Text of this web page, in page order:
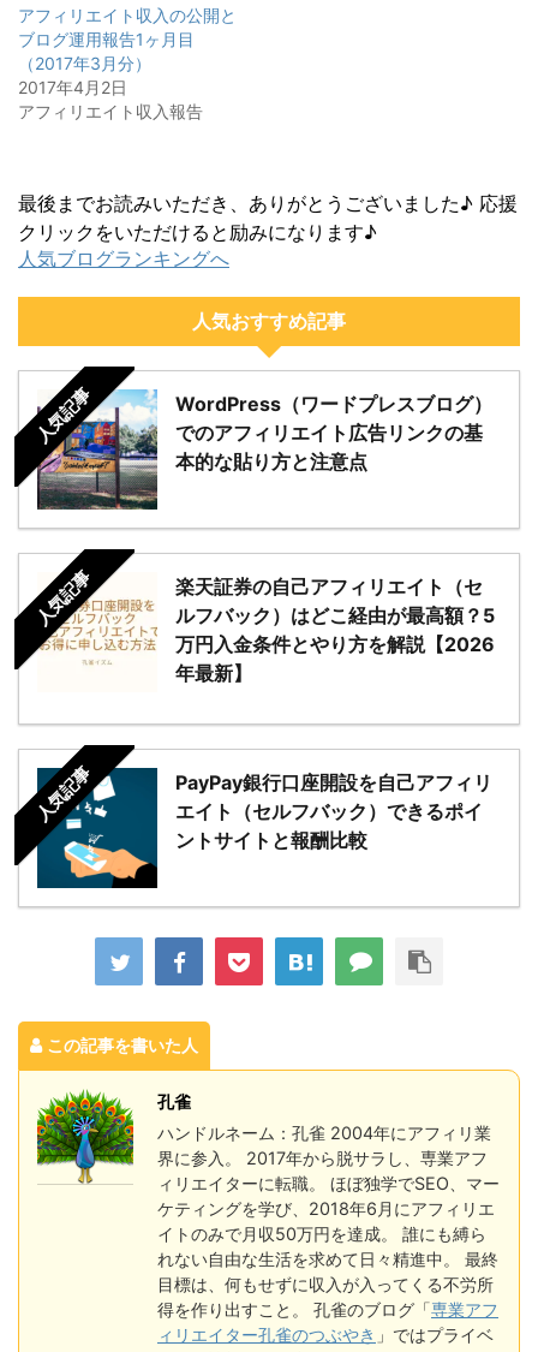
アフィリエイト収入の公開と
ブログ運用報告1ヶ月目
（2017年3月分）
2017年4月2日
アフィリエイト収入報告
最後までお読みいただき、ありがとうございました♪ 応援
クリックをいただけると励みになります♪
人気ブログランキングへ
人気おすすめ記事
人気記事
WordPress（ワードプレスブログ）
でのアフィリエイト広告リンクの基
本的な貼り方と注意点
人気記事
楽天証券の自己アフィリエイト（セ
ルフバック）はどこ経由が最高額？5
万円入金条件とやり方を解説【2026
年最新】
人気記事
PayPay銀行口座開設を自己アフィリ
エイト（セルフバック）できるポイ
ントサイトと報酬比較
この記事を書いた人
孔雀
ハンドルネーム：孔雀 2004年にアフィリ業
界に参入。 2017年から脱サラし、専業アフ
ィリエイターに転職。 ほぼ独学でSEO、マー
ケティングを学び、2018年6月にアフィリエ
イトのみで月収50万円を達成。 誰にも縛ら
れない自由な生活を求めて日々精進中。 最終
目標は、何もせずに収入が入ってくる不労所
得を作り出すこと。 孔雀のブログ「専業アフ
ィリエイター孔雀のつぶやき 」ではプライベ